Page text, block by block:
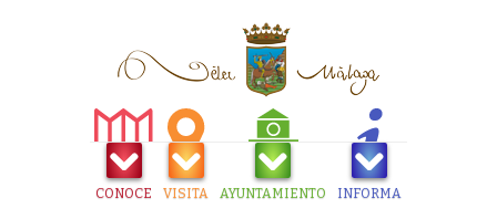
CONOCE VISITA AYUNTAMIENTO INFORMA